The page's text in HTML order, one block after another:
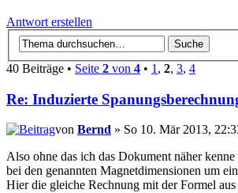
Antwort erstellen
40 Beiträge • Seite 2 von 4 • 1 , 2, 3, 4
Re: Induzierte
von Bernd » So 10. Mär 2013,
Also ohne das ich das Dokument näher
bei den genannten Magnetdimensionen um
Hier die gleiche Rechnung mit der Formel